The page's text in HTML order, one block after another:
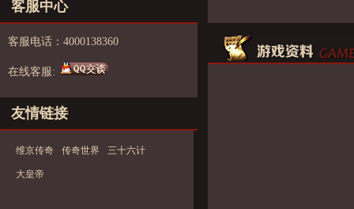
客服中心
客服电话：4000138360
在线客服:
友情链接
维京传奇 传奇世界 三十六计
大皇帝